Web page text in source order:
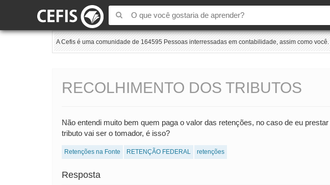
A Cefis é uma comunidade de 164595 Pessoas interressadas em contabilidade, assim como
RECOLHIMENTO DOS TRIBUTOS
Não entendi muito bem quem paga o valor das retenções, no caso de eu
tributo vai ser o tomador, é isso?
Retenções na Fonte RETENÇÃO FEDERAL retenções
Resposta